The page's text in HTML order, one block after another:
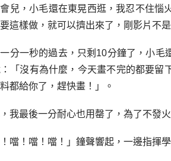
兒，小毛還在東晃西逛，我忍不住惱
這樣做，就可以擠出來了，剛影片不
分一秒的過去，只剩10分鐘了，小
「沒有為什麼，今天畫不完的都要
都給你了，趕快畫！」。
我最後一分耐心也用罄了，為了不發
！噹！噹！噹！」鐘聲響起，一邊指揮